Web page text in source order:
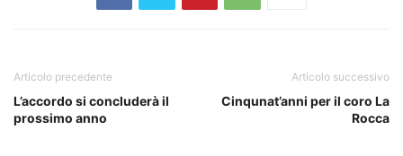
Articolo precedente
L’accordo si concluderà il
prossimo anno
Articolo successivo
Cinqunat’anni per il coro La
Rocca